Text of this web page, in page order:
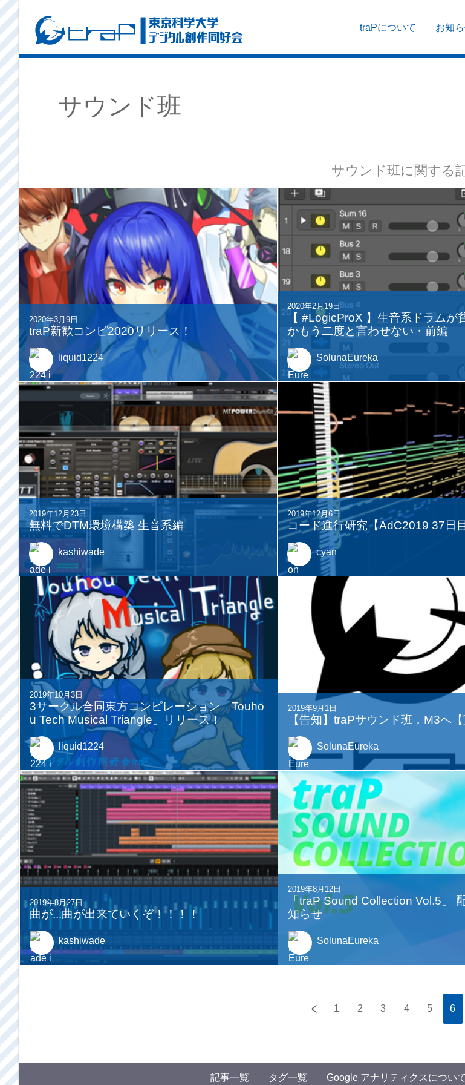
traPについて お知
サウンド班
サウンド班に関する
2020年3月9日
traP新歓コンピ2020リリース！
liquid1224
2020年2月19日
【 #LogicProX 】生音系ドラムが
かもう二度と言わせない・前編
SolunaEureka
2019年12月23日
無料でDTM環境構築 生音系編
kashiwade
2019年12月6日
コード進行研究【AdC2019 37日目
cyan
2019年10月3日
3サークル合同東方コンピレーション「Touho
u Tech Musical Triangle」リリース！
liquid1224
2019年9月1日
【告知】traPサウンド班，M3へ【
SolunaEureka
2019年8月27日
曲が...曲が出来ていくぞ！！！！
kashiwade
2019年8月12日
「traP Sound Collection Vol.5」
知らせ
SolunaEureka
< 1 2 3 4 5 6
記事一覧 タグ一覧 Google アナリティクスについて